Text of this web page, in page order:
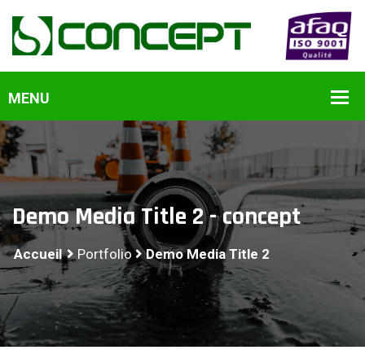
Demo Media Title 2 - concept
Accueil Portfolio Demo Media Title 2